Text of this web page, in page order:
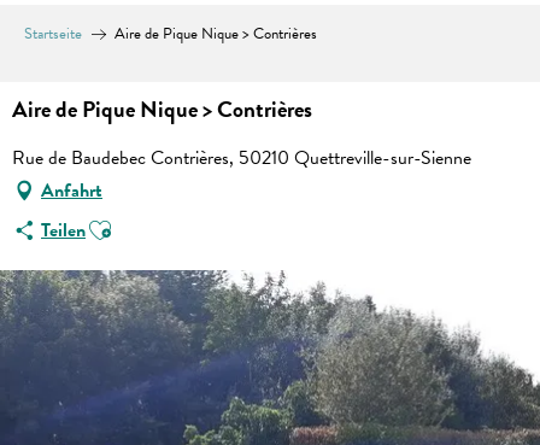
Startseite Aire de Pique Nique > Contrières
Aire de Pique Nique > Contrières
Rue de Baudebec Contrières, 50210 Quettreville-sur-Sienne
Anfahrt
TeilenAjouter aux favoris